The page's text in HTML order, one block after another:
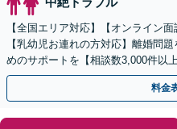
【全国エリア対応】【オンライン
【乳幼児お連れの方対応】離婚問
めのサポートを【相談数3,000件以
費、財産分与、慰謝料請求【夜間・
料金